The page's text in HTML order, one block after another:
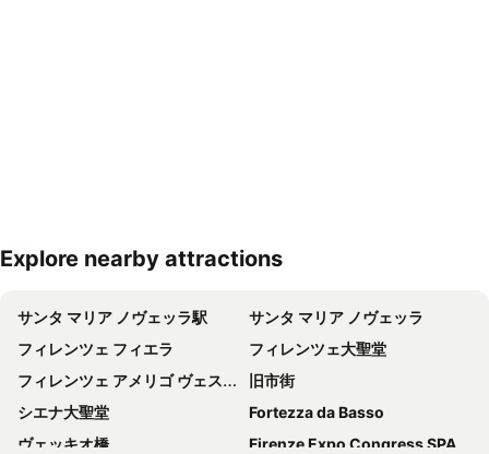
Explore nearby attractions
サンタ マリア ノヴェッラ駅
サンタ マリア ノヴェッラ
フィレンツェ フィエラ
フィレンツェ大聖堂
フィレンツェ アメリゴ ヴェスプッチ空港
旧市街
シエナ大聖堂
Fortezza da Basso
ヴェッキオ橋
Firenze Expo Congress SPA